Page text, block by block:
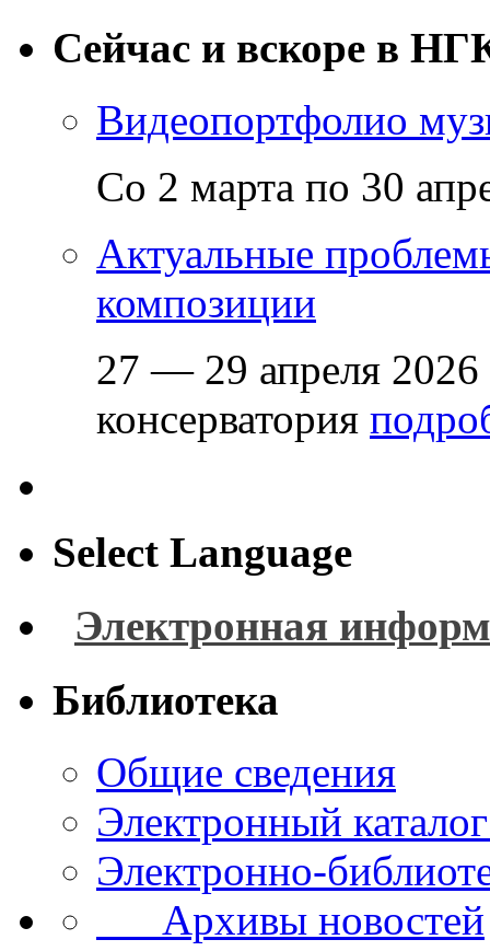
Сейчас и вскоре в
Видеопортфолио
Со 2 марта по 30
Актуальные
композиции
27 — 29 апреля 2026
консерватория
Select Language
Электронная
Библиотека
Общие сведения
Электронный
Электронно-
Архивы новостей